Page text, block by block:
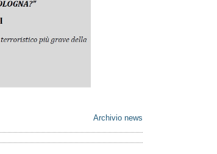
Archivio news